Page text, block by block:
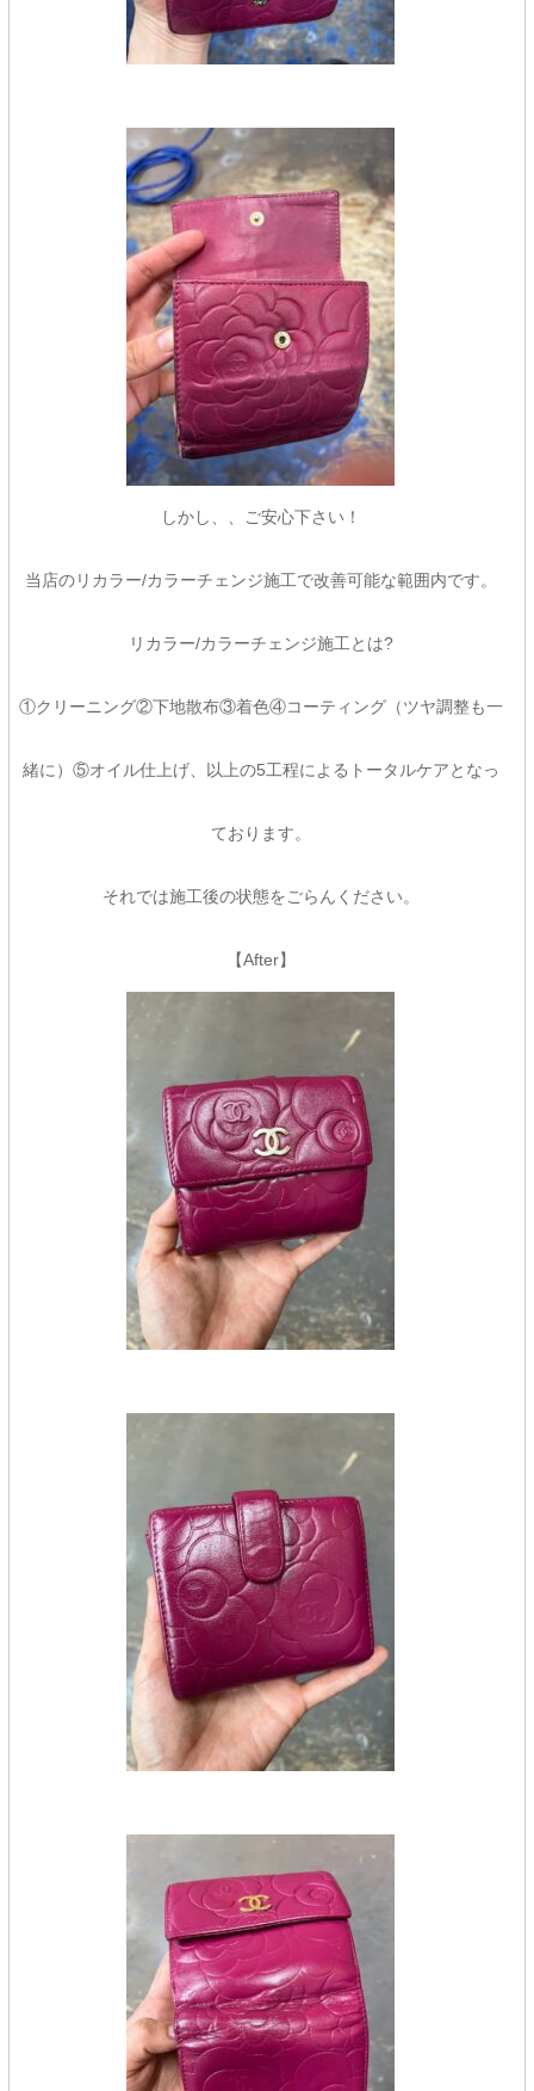
しかし、、ご安心下さい！
当店のリカラー/カラーチェンジ施工で改善可能な範囲内です。
リカラー/カラーチェンジ施工とは?
①クリーニング②下地散布③着色④コーティング（ツヤ調整も一
緒に）⑤オイル仕上げ、以上の5工程によるトータルケアとなっ
ております。
それでは施工後の状態をごらんください。
【After】